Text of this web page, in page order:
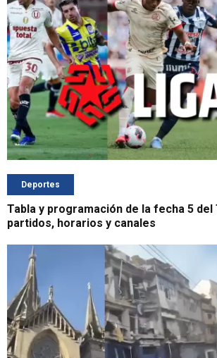
Deportes
Tabla y programación de la fecha 5
partidos, horarios y canales